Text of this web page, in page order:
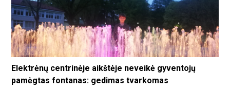
Elektrėnų centrinėje aikštėje neveikė gyventojų
pamėgtas fontanas: gedimas tvarkomas